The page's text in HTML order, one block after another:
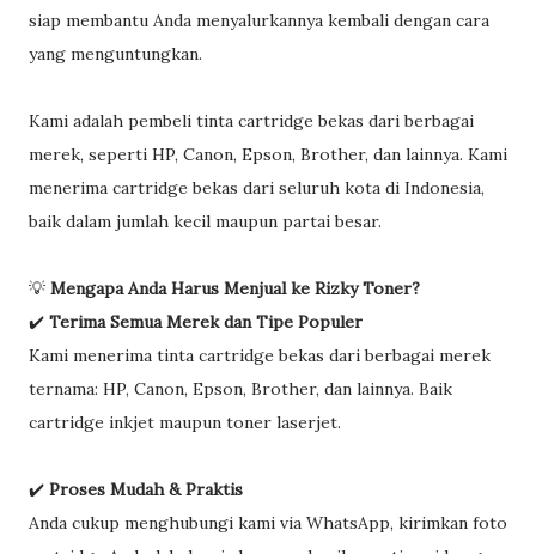
siap membantu Anda menyalurkannya kembali dengan cara
yang menguntungkan.
Kami adalah pembeli tinta cartridge bekas dari berbagai
merek, seperti HP, Canon, Epson, Brother, dan lainnya. Kami
menerima cartridge bekas dari seluruh kota di Indonesia,
baik dalam jumlah kecil maupun partai besar.
💡 Mengapa Anda Harus Menjual ke Rizky Toner?
✔️ Terima Semua Merek dan Tipe Populer
Kami menerima tinta cartridge bekas dari berbagai merek
ternama: HP, Canon, Epson, Brother, dan lainnya. Baik
cartridge inkjet maupun toner laserjet.
✔️ Proses Mudah & Praktis
Anda cukup menghubungi kami via WhatsApp, kirimkan foto